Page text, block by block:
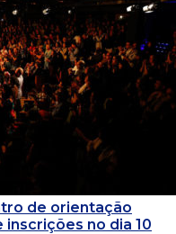
de orientação
inscrições no dia 10